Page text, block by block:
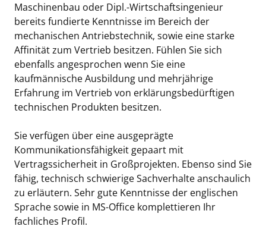
Maschinenbau oder Dipl.-Wirtschaftsingenieur
bereits fundierte Kenntnisse im Bereich der
mechanischen Antriebstechnik, sowie eine starke
Affinität zum Vertrieb besitzen. Fühlen Sie sich
ebenfalls angesprochen wenn Sie eine
kaufmännische Ausbildung und mehrjährige
Erfahrung im Vertrieb von erklärungsbedürftigen
technischen Produkten besitzen.
Sie verfügen über eine ausgeprägte
Kommunikationsfähigkeit gepaart mit
Vertragssicherheit in Großprojekten. Ebenso sind Sie
fähig, technisch schwierige Sachverhalte anschaulich
zu erläutern. Sehr gute Kenntnisse der englischen
Sprache sowie in MS-Office komplettieren Ihr
fachliches Profil.